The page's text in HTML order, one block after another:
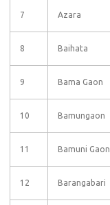
7 Azara
8 Baihata
9 Bama Gaon
10 Bamungaon
11 Bamuni Gaon
12 Barangabari